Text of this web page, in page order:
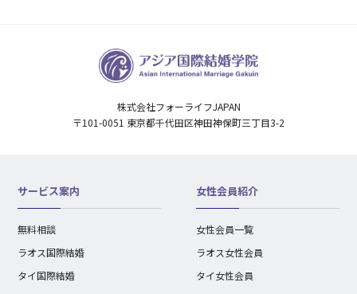
株式会社フォーライフJAPAN
〒101-0051 東京都千代田区神田神保町三丁目3-2
サービス案内
無料相談
ラオス国際結婚
タイ国際結婚
女性会員紹介
女性会員一覧
ラオス女性会員
タイ女性会員